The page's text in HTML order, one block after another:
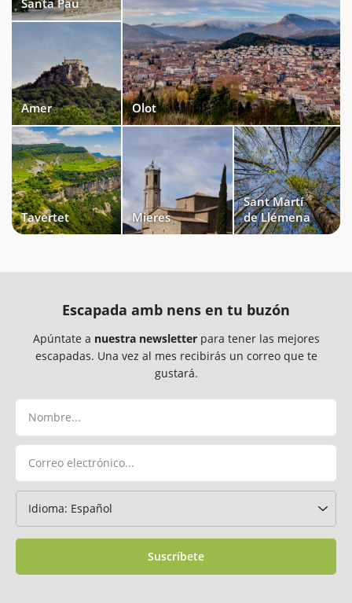
Amer Olot
Tavertet Mieres
Sant Martí
de Llémena
Escapada amb nens en tu buzón
Apúntate a nuestra newsletterpara tener las mejores
escapadas. Una vez al mes recibirás un correo que te
gustará.
Suscríbete